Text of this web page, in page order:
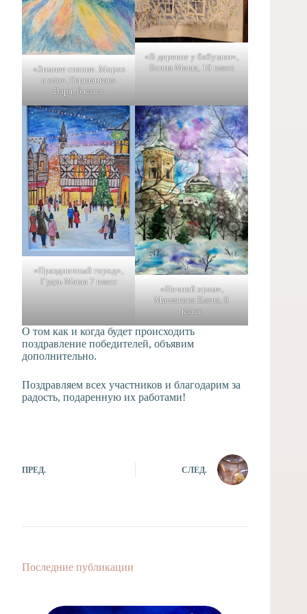
«Зимнее сияние. Мороз
и ели», Гершанкова
Варя, 6 класс
«В деревне у бабушки»,
Есина Маша, 10 класс
«Праздничный город»,
Гудзь Маша 7 класс
«Ночной храм»,
Маслякова Елена, 9
класс
О том как и когда будет происходить
поздравление победителей, объявим
дополнительно.
Поздравляем всех участников и благодарим за
радость, подаренную их работами!
ПРЕД. СЛЕД.
Последние публикации